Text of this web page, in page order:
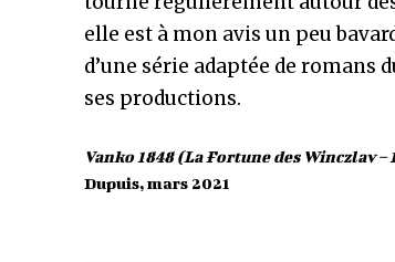
elle est à mon avis un peu
d’une série adaptée de
ses productions.
Vanko 1848 (La Fortune des Winczlav –
Dupuis, mars 2021